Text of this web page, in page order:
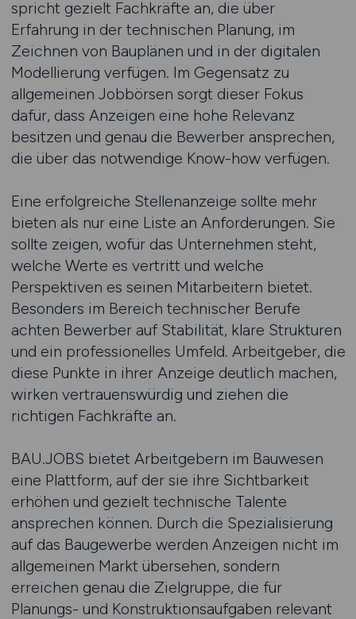
spricht gezielt Fachkräfte an, die über
Erfahrung in der technischen Planung, im
Zeichnen von Bauplänen und in der digitalen
Modellierung verfügen. Im Gegensatz zu
allgemeinen Jobbörsen sorgt dieser Fokus
dafür, dass Anzeigen eine hohe Relevanz
besitzen und genau die Bewerber ansprechen,
die über das notwendige Know-how verfügen.
Eine erfolgreiche Stellenanzeige sollte mehr
bieten als nur eine Liste an Anforderungen. Sie
sollte zeigen, wofür das Unternehmen steht,
welche Werte es vertritt und welche
Perspektiven es seinen Mitarbeitern bietet.
Besonders im Bereich technischer Berufe
achten Bewerber auf Stabilität, klare Strukturen
und ein professionelles Umfeld. Arbeitgeber, die
diese Punkte in ihrer Anzeige deutlich machen,
wirken vertrauenswürdig und ziehen die
richtigen Fachkräfte an.
BAU.JOBS bietet Arbeitgebern im Bauwesen
eine Plattform, auf der sie ihre Sichtbarkeit
erhöhen und gezielt technische Talente
ansprechen können. Durch die Spezialisierung
auf das Baugewerbe werden Anzeigen nicht im
allgemeinen Markt übersehen, sondern
erreichen genau die Zielgruppe, die für
Planungs- und Konstruktionsaufgaben relevant